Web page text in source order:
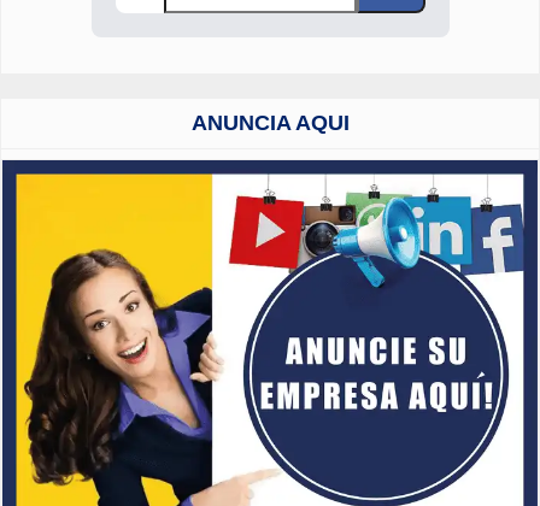
ANUNCIA AQUI